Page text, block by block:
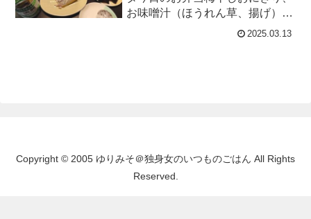
お味噌汁（ほうれん草、揚げ）、
自家製冷凍ハンバーグ+ケチャッ
2025.03.13
Copyright © 2005 ゆりみそ＠独身女のいつものごはん All Rights
Reserved.